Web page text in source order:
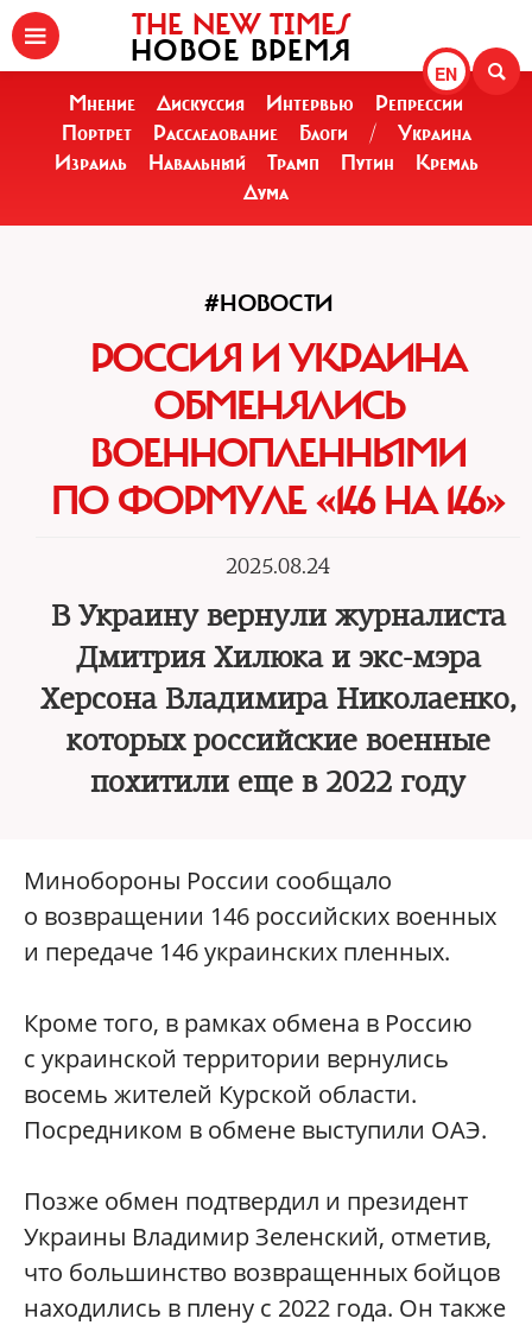
EN
THE NEW TIMES
НОВОЕ ВРЕМЯ
Мнение Дискуссия Интервью
Репрессии
Портрет
Расследование Блоги /
Украина
Израиль
Навальный Трамп Путин
Кремль
Дума
#НОВОСТИ
РОССИЯ И УКРАИНА
ОБМЕНЯЛИСЬ
ВОЕННОПЛЕННЫМИ
ПО ФОРМУЛЕ «146 НА 146»
2025.08.24
В Украину вернули журналиста
Дмитрия Хилюка и экс-мэра
Херсона Владимира Николаенко,
которых российские военные
похитили еще в 2022 году
Минобороны России сообщало
о возвращении 146 российских военных
и передаче 146 украинских пленных.
Кроме того, в рамках обмена в Россию
с украинской территории вернулись
восемь жителей Курской области.
Посредником в обмене выступили ОАЭ.
Позже обмен подтвердил и президент
Украины Владимир Зеленский, отметив,
что большинство возвращенных бойцов
находились в плену с 2022 года. Он также